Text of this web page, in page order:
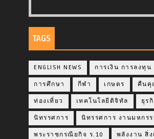
TAGS
ENGLISH NEWS การเงิน การลงทุน
การศึกษา กีฬา เกษตร คืน
ท่องเที่ยว เทคโนโลยีดิจิทัล ธุรกิ
นิทรรศการ นิทรรศการ งานมหกรร
พระราชกรณียกิจ ร.10 พลังงาน สิ่